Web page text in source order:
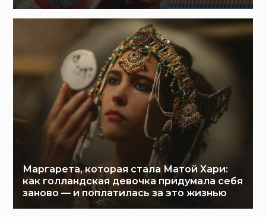
Маргарета, которая стала Матой Хари:
как голландская девочка придумала себя
заново — и поплатилась за это жизнью